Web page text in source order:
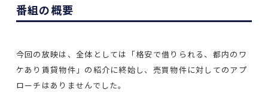
番組の概要
今回の放映は、全体としては「格安で借りられる、都内のワ
ケあり賃貸物件」の紹介に終始し、売買物件に対してのアプ
ローチはありませんでした。